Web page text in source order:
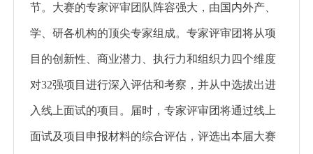
节。大赛的专家评审团队阵容强大，由国内外产、
学、研各机构的顶尖专家组成。专家评审团将从项
目的创新性、商业潜力、执行力和组织力四个维度
对32强项目进行深入评估和考察，并从中选拔出进
入线上面试的项目。届时，专家评审团将通过线上
面试及项目申报材料的综合评估，评选出本届大赛